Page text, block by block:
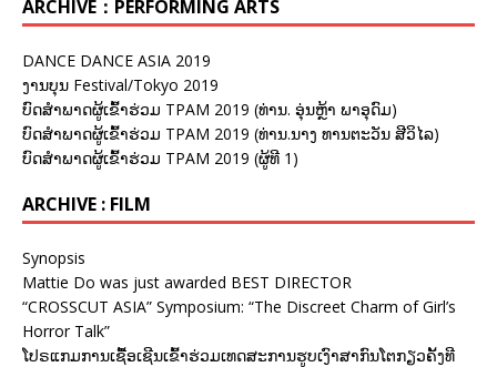
ARCHIVE：PERFORMING ARTS
DANCE DANCE ASIA 2019
ງານບຸນ Festival/Tokyo 2019
ບົດສຳພາດຜູ້ເຂົ້າຮ່ວມ TPAM 2019 (ທ່ານ. ອຸ່ນຫຼ້າ ພາອຸດົມ)
ບົດສຳພາດຜູ້ເຂົ້າຮ່ວມ TPAM 2019 (ທ່ານ.ນາງ ທານຕະວັນ ສີວິໄລ)
ບົດສຳພາດຜູ້ເຂົ້າຮ່ວມ TPAM 2019 (ຜູ້ທີ 1)
ARCHIVE : FILM
Synopsis
Mattie Do was just awarded BEST DIRECTOR
“CROSSCUT ASIA” Symposium: “The Discreet Charm of Girl’s
Horror Talk”
ໂປຣແກມການເຊື້ອເຊີນເຂົ້າຮ່ວມເທດສະການຮູບເງົາສາກົນໂຕກຽວຄັ້ງທີ